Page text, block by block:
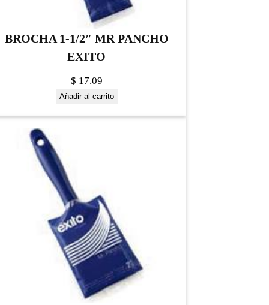
BROCHA 1-1/2″ MR PANCHO
EXITO
$ 17.09
Añadir al carrito